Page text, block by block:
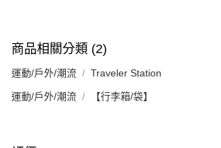
商品相關分類 (2)
運動/戶外/潮流 Traveler Station
運動/戶外/潮流 【行李箱/袋】